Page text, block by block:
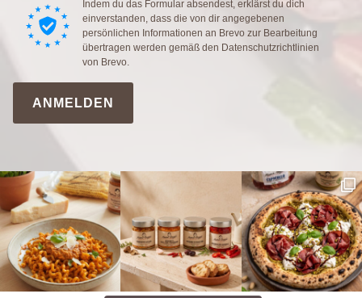
Indem du das Formular absendest, erklärst du dich
einverstanden, dass die von dir angegebenen
persönlichen Informationen an Brevo zur Bearbeitung
übertragen werden gemäß den Datenschutzrichtlinien
von Brevo.
ANMELDEN